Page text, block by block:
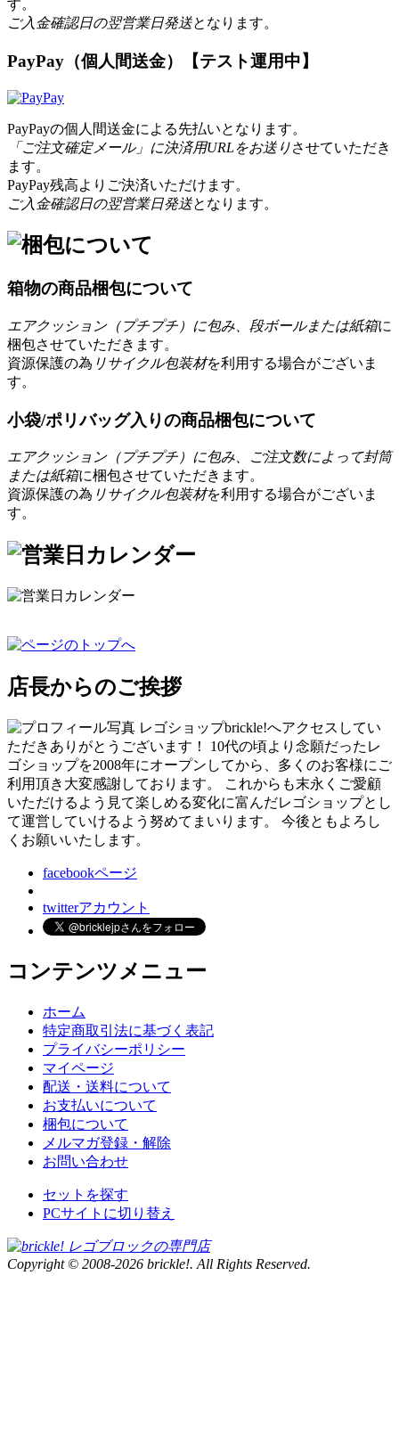
す。
ご入金確認日の翌営業日発送となります。
PayPay（個人間送金）【テスト運用中】
PayPayの個人間送金による先払いとなります。
「ご注文確定メール」に決済用URLをお送りさせていただき
ます。
PayPay残高よりご決済いただけます。
ご入金確認日の翌営業日発送となります。
箱物の商品梱包について
エアクッション（プチプチ）に包み、段ボールまたは紙箱に
梱包させていただきます。
資源保護の為 リサイクル包装材を利用する場合がございま
す。
小袋/ポリバッグ入りの商品梱包について
エアクッション（プチプチ）に包み、ご注文数によって封筒
または紙箱に梱包させていただきます。
資源保護の為 リサイクル包装材を利用する場合がございま
す。
店長からのご挨拶
レゴショップbrickle!へアクセスしてい
ただきありがとうございます！ 10代の頃より念願だったレ
ゴショップを2008年にオープンしてから、多くのお客様にご
利用頂き大変感謝しております。 これからも末永くご愛顧
いただけるよう見て楽しめる変化に富んだレゴショップとし
て運営していけるよう努めてまいります。 今後ともよろし
くお願いいたします。
facebookページ
twitterアカウント
コンテンツメニュー
ホーム
特定商取引法に基づく表記
プライバシーポリシー
マイページ
配送・送料について
お支払いについて
梱包について
メルマガ登録・解除
お問い合わせ
セットを探す
PCサイトに切り替え
Copyright © 2008-2026 brickle!. All Rights Reserved.